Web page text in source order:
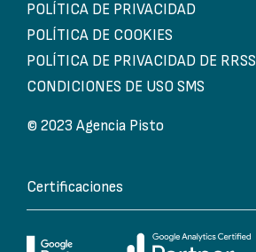
POLÍTICA DE PRIVACIDAD
POLÍTICA DE COOKIES
POLÍTICA DE PRIVACIDAD DE RRSS
CONDICIONES DE USO SMS
© 2023 Agencia Pisto
Certificaciones